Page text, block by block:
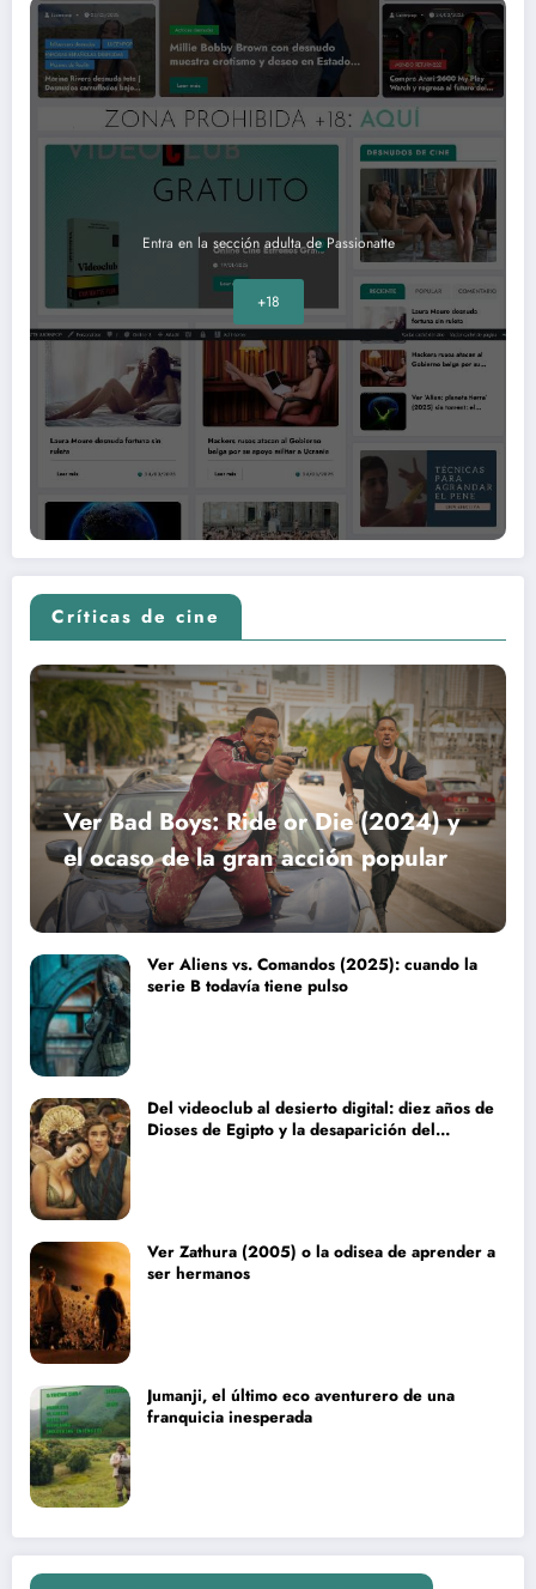
Entra en la sección adulta de Passionatte
+18
Críticas de cine
Ver Bad Boys: Ride or Die (2024) y
el ocaso de la gran acción popular
Ver Aliens vs. Comandos (2025): cuando la
serie B todavía tiene pulso
Del videoclub al desierto digital: diez años de
Dioses de Egipto y la desaparición del
Ver Zathura (2005) o la odisea de aprender a
ser hermanos
Jumanji, el último eco aventurero de una
franquicia inesperada